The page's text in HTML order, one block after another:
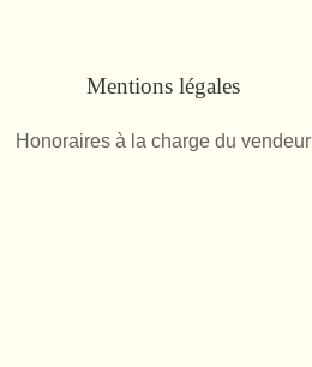
Mentions légales
Honoraires à la charge du vendeur